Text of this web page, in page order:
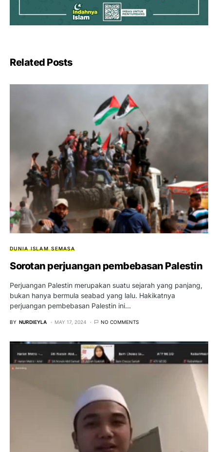
Related Posts
DUNIA ISLAM SEMASA
Sorotan perjuangan pembebasan Palestin
Perjuangan Palestin merupakan suatu sejarah yang panjang,
bukan hanya bermula seabad yang lalu. Hakikatnya
perjuangan pembebasan Palestin ini…
BY NURDIEYLA MAY 17, 2024 NO COMMENTS